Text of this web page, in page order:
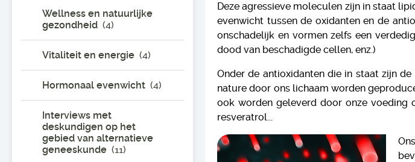
Wellness en natuurlijke
gezondheid (4)
Vitaliteit en energie (4)
Hormonaal evenwicht (4)
Interviews met
deskundigen op het
gebied van alternatieve
geneeskunde (11)
Deze agressieve moleculen zijn in staat
evenwicht tussen de oxidanten en de
onschadelijk en vormen zelfs een
dood van beschadigde cellen, enz.)
Onder de antioxidanten die in staat zijn
nature door ons lichaam worden
ook worden geleverd door onze voeding
resveratrol...